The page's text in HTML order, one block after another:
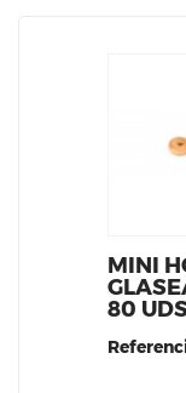
MINI
80